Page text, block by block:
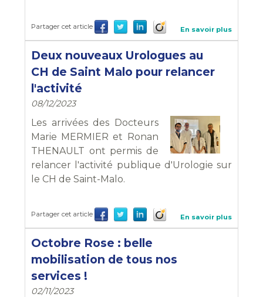
Partager cet article En savoir plus
Deux nouveaux Urologues au
CH de Saint Malo pour relancer
l'activité
08/12/2023
Les arrivées des Docteurs
Marie MERMIER et Ronan
THENAULT ont permis de
relancer l'activité publique d'Urologie sur
le CH de Saint-Malo.
Partager cet article En savoir plus
Octobre Rose : belle
mobilisation de tous nos
services !
02/11/2023